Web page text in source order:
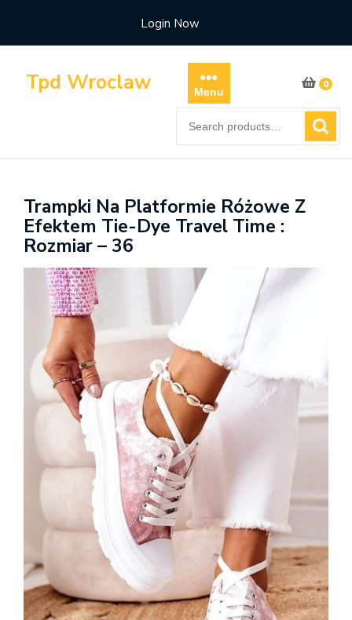
content
Login Now
Tpd Wroclaw Menu
0
for:
Trampki Na Platformie Różowe Z
Efektem Tie-Dye Travel Time :
Rozmiar – 36